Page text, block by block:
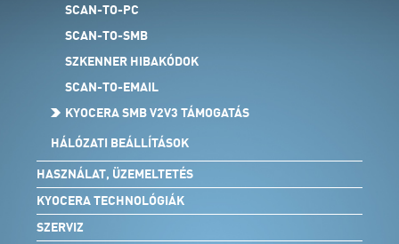
SCAN-TO-PC
SCAN-TO-SMB
SZKENNER HIBAKÓDOK
SCAN-TO-EMAIL
KYOCERA SMB V2V3 TÁMOGATÁS
HÁLÓZATI BEÁLLÍTÁSOK
HASZNÁLAT, ÜZEMELTETÉS
KYOCERA TECHNOLÓGIÁK
SZERVIZ